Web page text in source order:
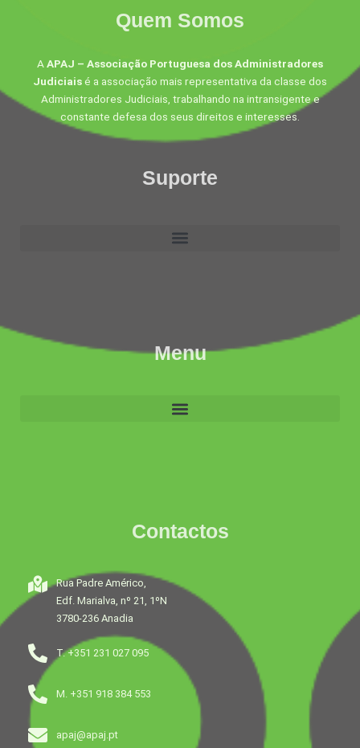
Quem Somos
AAPAJ – Associação Portuguesa dos Administradores
Judiciaisé a associação mais representativa da classe dos
Administradores Judiciais, trabalhando na intransigente e
constante defesa dos seus direitos e interesses.
Suporte
Menu
Contactos
Rua Padre Américo,
Edf. Marialva, nº 21, 1ºN
3780-236 Anadia
T. +351 231 027 095
M. +351 918 384 553
apaj@apaj.pt